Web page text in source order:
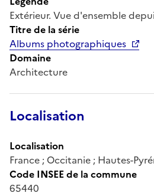
Extérieur. Vue d'ensemble
Titre de la série
Albums photographiques
Domaine
Architecture
Localisation
Localisation
France ; Occitanie ; Hautes-
Code INSEE de la commune
65440